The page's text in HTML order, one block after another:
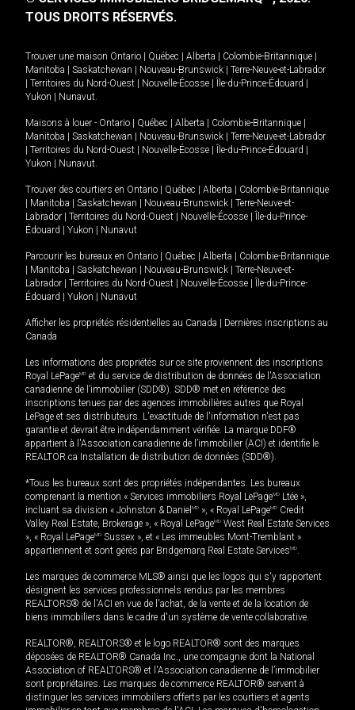
TOUS DROITS RÉSERVÉS.
Trouver une maison Ontario Québec Alberta Colombie-Britannique
Manitoba
Saskatchewan Nouveau-Brunswick
Terre-Neuve-et-Labrador
Territoires du Nord-Ouest Nouvelle-Écosse Île-du-Prince-Édouard
Yukon
Nunavut.
Maisons à louer - Ontario Québec Alberta Colombie-Britannique
Manitoba
Saskatchewan Nouveau-Brunswick
Terre-Neuve-et-Labrador
Territoires du Nord-Ouest Nouvelle-Écosse Île-du-Prince-Édouard
Yukon
Nunavut.
Trouver des courtiers en Ontario Québec Alberta
Colombie-Britannique
Manitoba Saskatchewan Nouveau-Brunswick
Terre-Neuve-et-
Labrador
Territoires du Nord-Ouest Nouvelle-Écosse
Île-du-Prince-
Édouard
Yukon Nunavut
Parcourir les bureaux en Ontario Québec Alberta
Colombie-Britannique
Manitoba Saskatchewan Nouveau-Brunswick
Terre-Neuve-et-
Labrador
Territoires du Nord-Ouest Nouvelle-Écosse
Île-du-Prince-
Édouard
Yukon Nunavut
Afficher les propriétés résidentielles au Canada
Dernières inscriptions au
Canada
Les informations des propriétés sur ce site proviennent des inscriptions
Royal LePageMD et du service de distribution de données de l'Association
canadienne de l’immobilier (SDD®). SDD® met en référence des
inscriptions tenues par des agences immobilières autres que Royal
LePage et ses distributeurs. L'exactitude de l'information n'est pas
garantie et devrait être indépendamment vérifiée. La marque DDF®
appartient à l'Association canadienne de l’immobilier (ACI) et identifie le
REALTOR.ca Installation de distribution de données (SDD®).
*Tous les bureaux sont des propriétés indépendantes. Les bureaux
comprenant la mention « Services immobiliers Royal LePageMD Ltée »,
incluant sa division « Johnston & Daniel MD », « Royal LePageMD Credit
Valley Real Estate, Brokerage », « Royal LePageMD West Real Estate Services
», « Royal LePageMD Sussex », et « Les immeubles Mont-Tremblant »
appartiennent et sont gérés par Bridgemarq Real Estate ServicesMD.
Les marques de commerce MLS® ainsi que les logos qui s'y rapportent
désignent les services professionnels rendus par les membres
REALTORS® de l'ACI en vue de l'achat, de la vente et de la location de
biens immobiliers dans le cadre d'un système de vente collaborative.
REALTOR®, REALTORS® et le logo REALTOR® sont des marques
déposées de REALTOR® Canada Inc., une compagnie dont la National
Association of REALTORS® et l'Association canadienne de l’immobilier
sont propriétaires. Les marques de commerce REALTOR® servent à
distinguer les services immobiliers offerts par les courtiers et agents